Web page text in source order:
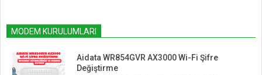
MODEM KURULUMLARI
Aidata WR854GVR AX3000 Wi-Fi Şifre
Değiştirme